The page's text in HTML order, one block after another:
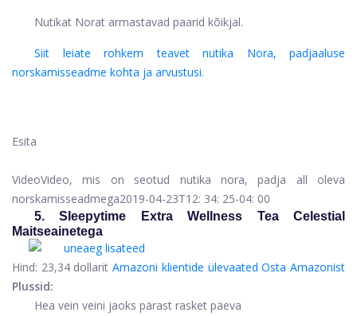
Nutikat Norat armastavad paarid kõikjal.
Siit leiate rohkem teavet nutika Nora, padjaaluse
norskamisseadme kohta ja arvustusi.
Esita
VideoVideo, mis on seotud nutika nora, padja all oleva
norskamisseadmega2019-04-23T12: 34: 25-04: 00
5. Sleepytime Extra Wellness Tea Celestial
Maitseainetega
Hind: 23,34 dollarit Amazoni klientide ülevaated Osta Amazonist
Plussid:
Hea vein veini jaoks pärast rasket päeva